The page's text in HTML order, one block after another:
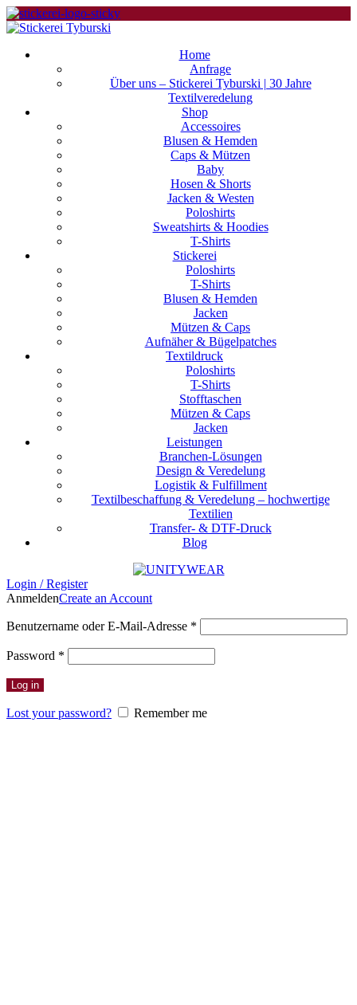
Home
Anfrage
Über uns – Stickerei Tyburski | 30 Jahre
Textilveredelung
Shop
Accessoires
Blusen & Hemden
Caps & Mützen
Baby
Hosen & Shorts
Jacken & Westen
Poloshirts
Sweatshirts & Hoodies
T-Shirts
Stickerei
Poloshirts
T-Shirts
Blusen & Hemden
Jacken
Mützen & Caps
Aufnäher & Bügelpatches
Textildruck
Poloshirts
T-Shirts
Stofftaschen
Mützen & Caps
Jacken
Leistungen
Branchen-Lösungen
Design & Veredelung
Logistik & Fulfillment
Textilbeschaffung & Veredelung – hochwertige
Textilien
Transfer- & DTF-Druck
Blog
Login / Register
AnmeldenCreate an Account
Benutzername oder E-Mail-Adresse *
Password *
Log in
Lost your password? Remember me